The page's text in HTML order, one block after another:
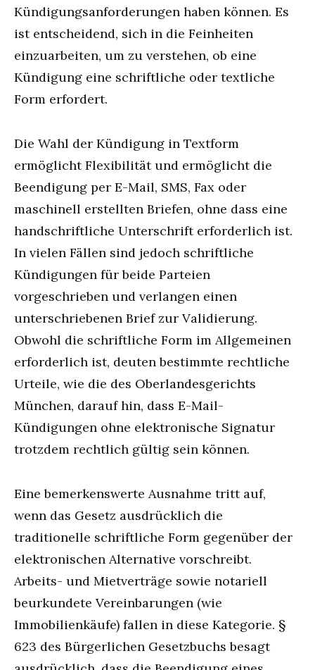
Kündigungsanforderungen haben können. Es
ist entscheidend, sich in die Feinheiten
einzuarbeiten, um zu verstehen, ob eine
Kündigung eine schriftliche oder textliche
Form erfordert.
Die Wahl der Kündigung in Textform
ermöglicht Flexibilität und ermöglicht die
Beendigung per E-Mail, SMS, Fax oder
maschinell erstellten Briefen, ohne dass eine
handschriftliche Unterschrift erforderlich ist.
In vielen Fällen sind jedoch schriftliche
Kündigungen für beide Parteien
vorgeschrieben und verlangen einen
unterschriebenen Brief zur Validierung.
Obwohl die schriftliche Form im Allgemeinen
erforderlich ist, deuten bestimmte rechtliche
Urteile, wie die des Oberlandesgerichts
München, darauf hin, dass E-Mail-
Kündigungen ohne elektronische Signatur
trotzdem rechtlich gültig sein können.
Eine bemerkenswerte Ausnahme tritt auf,
wenn das Gesetz ausdrücklich die
traditionelle schriftliche Form gegenüber der
elektronischen Alternative vorschreibt.
Arbeits- und Mietverträge sowie notariell
beurkundete Vereinbarungen (wie
Immobilienkäufe) fallen in diese Kategorie. §
623 des Bürgerlichen Gesetzbuchs besagt